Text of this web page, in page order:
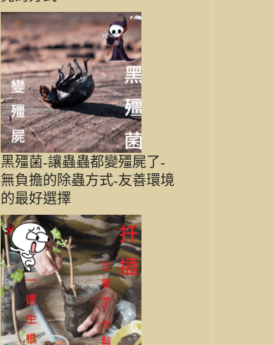
黑殭菌-讓蟲蟲都變殭屍了-
無負擔的除蟲方式-友善環境
的最好選擇